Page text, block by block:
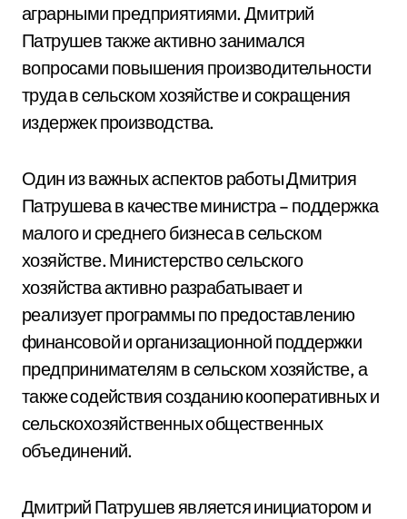
аграрными предприятиями. Дмитрий
Патрушев также активно занимался
вопросами повышения производительности
труда в сельском хозяйстве и сокращения
издержек производства.
Один из важных аспектов работы Дмитрия
Патрушева в качестве министра – поддержка
малого и среднего бизнеса в сельском
хозяйстве. Министерство сельского
хозяйства активно разрабатывает и
реализует программы по предоставлению
финансовой и организационной поддержки
предпринимателям в сельском хозяйстве, а
также содействия созданию кооперативных и
сельскохозяйственных общественных
объединений.
Дмитрий Патрушев является инициатором и